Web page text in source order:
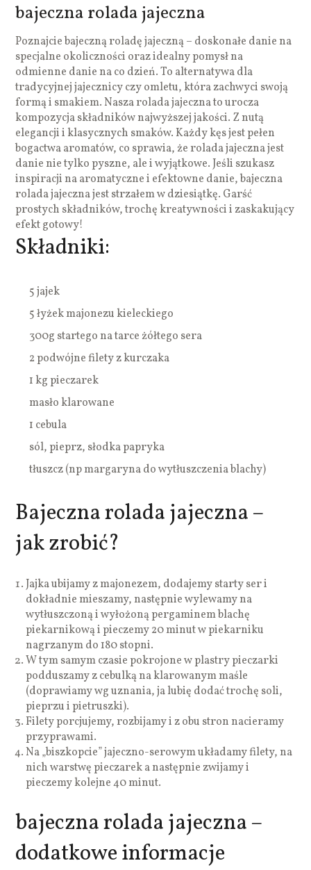
bajeczna rolada jajeczna
Poznajcie bajeczną roladę jajeczną – doskonałe danie na
specjalne okoliczności oraz idealny pomysł na
odmienne danie na co dzień. To alternatywa dla
tradycyjnej jajecznicy czy omletu, która zachwyci swoją
formą i smakiem. Nasza rolada jajeczna to urocza
kompozycja składników najwyższej jakości. Z nutą
elegancji i klasycznych smaków. Każdy kęs jest pełen
bogactwa aromatów, co sprawia, że rolada jajeczna jest
danie nie tylko pyszne, ale i wyjątkowe. Jeśli szukasz
inspiracji na aromatyczne i efektowne danie, bajeczna
rolada jajeczna jest strzałem w dziesiątkę. Garść
prostych składników, trochę kreatywności i zaskakujący
efekt gotowy!
Składniki:
5 jajek
5 łyżek majonezu kieleckiego
300g startego na tarce żółtego sera
2 podwójne filety z kurczaka
1 kg pieczarek
masło klarowane
1 cebula
sól, pieprz, słodka papryka
tłuszcz (np margaryna do wytłuszczenia blachy)
Bajeczna rolada jajeczna –
jak zrobić?
Jajka ubijamy z majonezem, dodajemy starty ser i
dokładnie mieszamy, następnie wylewamy na
wytłuszczoną i wyłożoną pergaminem blachę
piekarnikową i pieczemy 20 minut w piekarniku
nagrzanym do 180 stopni.
W tym samym czasie pokrojone w plastry pieczarki
podduszamy z cebulką na klarowanym maśle
(doprawiamy wg uznania, ja lubię dodać trochę soli,
pieprzu i pietruszki).
Filety porcjujemy, rozbijamy i z obu stron nacieramy
przyprawami.
Na „biszkopcie” jajeczno-serowym układamy filety, na
nich warstwę pieczarek a następnie zwijamy i
pieczemy kolejne 40 minut.
bajeczna rolada jajeczna –
dodatkowe informacje